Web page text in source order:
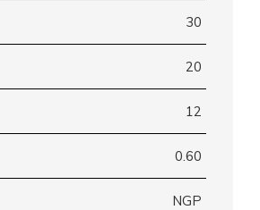
30
20
12
0.60
NGP